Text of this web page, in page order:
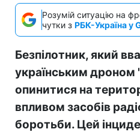
Розумій ситуацію на
чутки з РБК-Україна у
Безпілотник, який
українським дроном
опинитися на
впливом засобів
боротьби. Цей